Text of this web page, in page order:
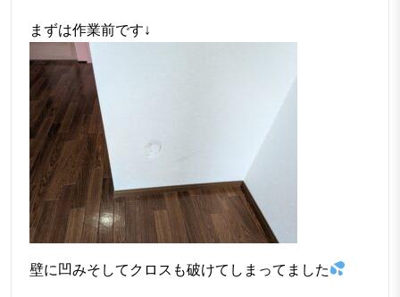
まずは作業前です↓
壁に凹みそしてクロスも破けてしまってました